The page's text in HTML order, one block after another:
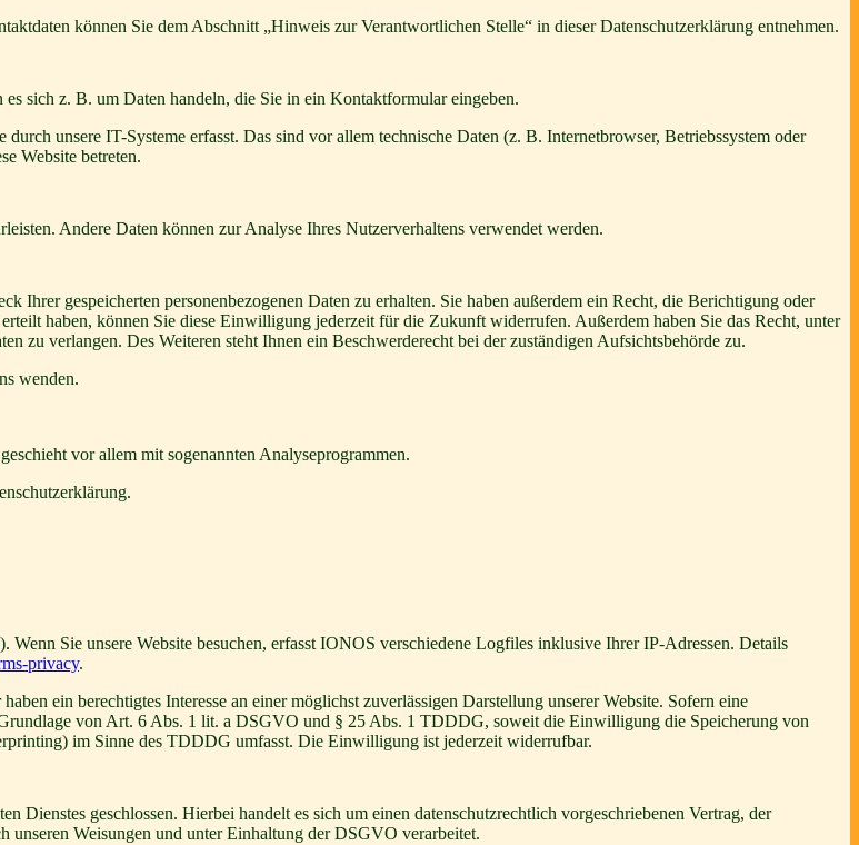
können Sie dem Abschnitt „Hinweis zur Verantwortlichen Stelle“ in dieser Datenschutzerklärung entnehmen.
sich z. B. um Daten handeln, die Sie in ein Kontaktformular eingeben.
unsere IT-Systeme erfasst. Das sind vor allem technische Daten (z. B. Internetbrowser, Betriebssystem oder
Website betreten.
Andere Daten können zur Analyse Ihres Nutzerverhaltens verwendet werden.
Ihrer gespeicherten personenbezogenen Daten zu erhalten. Sie haben außerdem ein Recht, die Berichtigung oder
haben, können Sie diese Einwilligung jederzeit für die Zukunft widerrufen. Außerdem haben Sie das Recht, unter
zu verlangen. Des Weiteren steht Ihnen ein Beschwerderecht bei der zuständigen Aufsichtsbehörde zu.
wenden.
vor allem mit sogenannten Analyseprogrammen.
Sie unsere Website besuchen, erfasst IONOS verschiedene Logfiles inklusive Ihrer IP-Adressen. Details
privacy.
ein berechtigtes Interesse an einer möglichst zuverlässigen Darstellung unserer Website. Sofern eine
von Art. 6 Abs. 1 lit. a DSGVO und § 25 Abs. 1 TDDDG, soweit die Einwilligung die Speicherung von
im Sinne des TDDDG umfasst. Die Einwilligung ist jederzeit widerrufbar.
geschlossen. Hierbei handelt es sich um einen datenschutzrechtlich vorgeschriebenen Vertrag, der
unseren Weisungen und unter Einhaltung der DSGVO verarbeitet.